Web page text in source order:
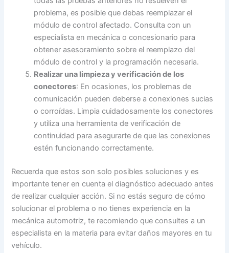
problema, es posible que debas reemplazar el
módulo de control afectado. Consulta con un
especialista en mecánica o concesionario para
obtener asesoramiento sobre el reemplazo del
módulo de control y la programación necesaria.
Realizar una limpieza y verificación de los
conectores: En ocasiones, los problemas de
comunicación pueden deberse a conexiones sucias
o corroídas. Limpia cuidadosamente los conectores
y utiliza una herramienta de verificación de
continuidad para asegurarte de que las conexiones
estén funcionando correctamente.
Recuerda que estos son solo posibles soluciones y es
importante tener en cuenta el diagnóstico adecuado antes
de realizar cualquier acción. Si no estás seguro de cómo
solucionar el problema o no tienes experiencia en la
mecánica automotriz, te recomiendo que consultes a un
especialista en la materia para evitar daños mayores en tu
vehículo.